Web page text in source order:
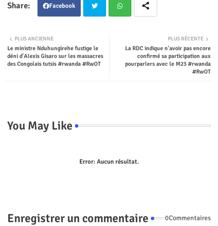
Facebook
ter tsap
PLUS RÉCENTE
La RDC indique n'avoir pas encore
confirmé sa participation aux
pourparlers avec le M23 #rwanda
#RwOT
PLUS ANCIENNE
Le ministre Nduhungirehe fustige le
déni d'Alexis Gisaro sur les massacres
des Congolais tutsis #rwanda #RwOT
You May Like
Error: Aucun résultat.
Enregistrer un commentaire 0Commentaires